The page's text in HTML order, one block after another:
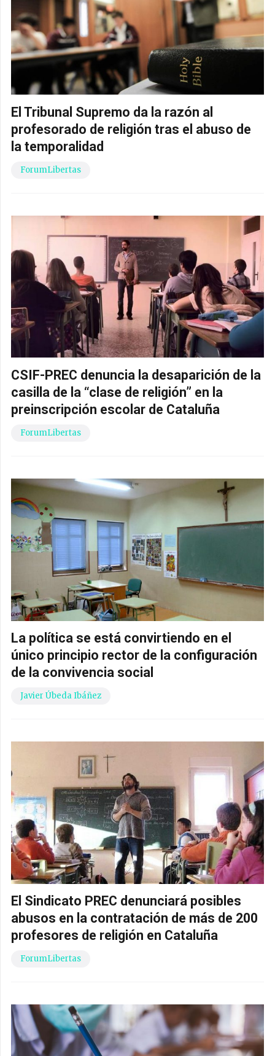
El Tribunal Supremo da la razón al
profesorado de religión tras el abuso de
la temporalidad
ForumLibertas
CSIF-PREC denuncia la desaparición de la
casilla de la “clase de religión” en la
preinscripción escolar de Cataluña
ForumLibertas
La política se está convirtiendo en el
único principio rector de la configuración
de la convivencia social
Javier Úbeda Ibáñez
El Sindicato PREC denunciará posibles
abusos en la contratación de más de 200
profesores de religión en Cataluña
ForumLibertas